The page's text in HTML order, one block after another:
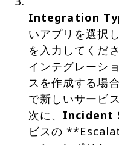
Integration
いアプリを選択し
を入力してくださ
インテグレーシ
スを作成する場合
で新しいサービ
次に、 Incident
ビスの